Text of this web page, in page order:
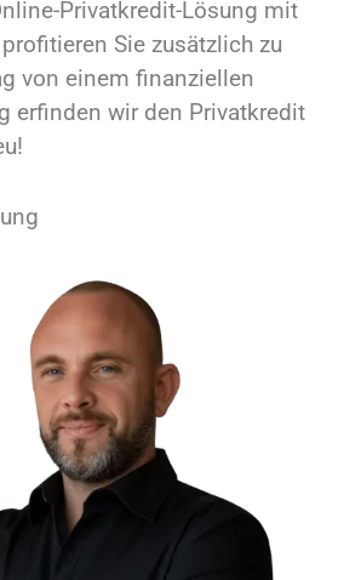
Privatkredit-Lösung mit
Sie zusätzlich zu
von einem finanziellen
erfinden wir den Privatkredit